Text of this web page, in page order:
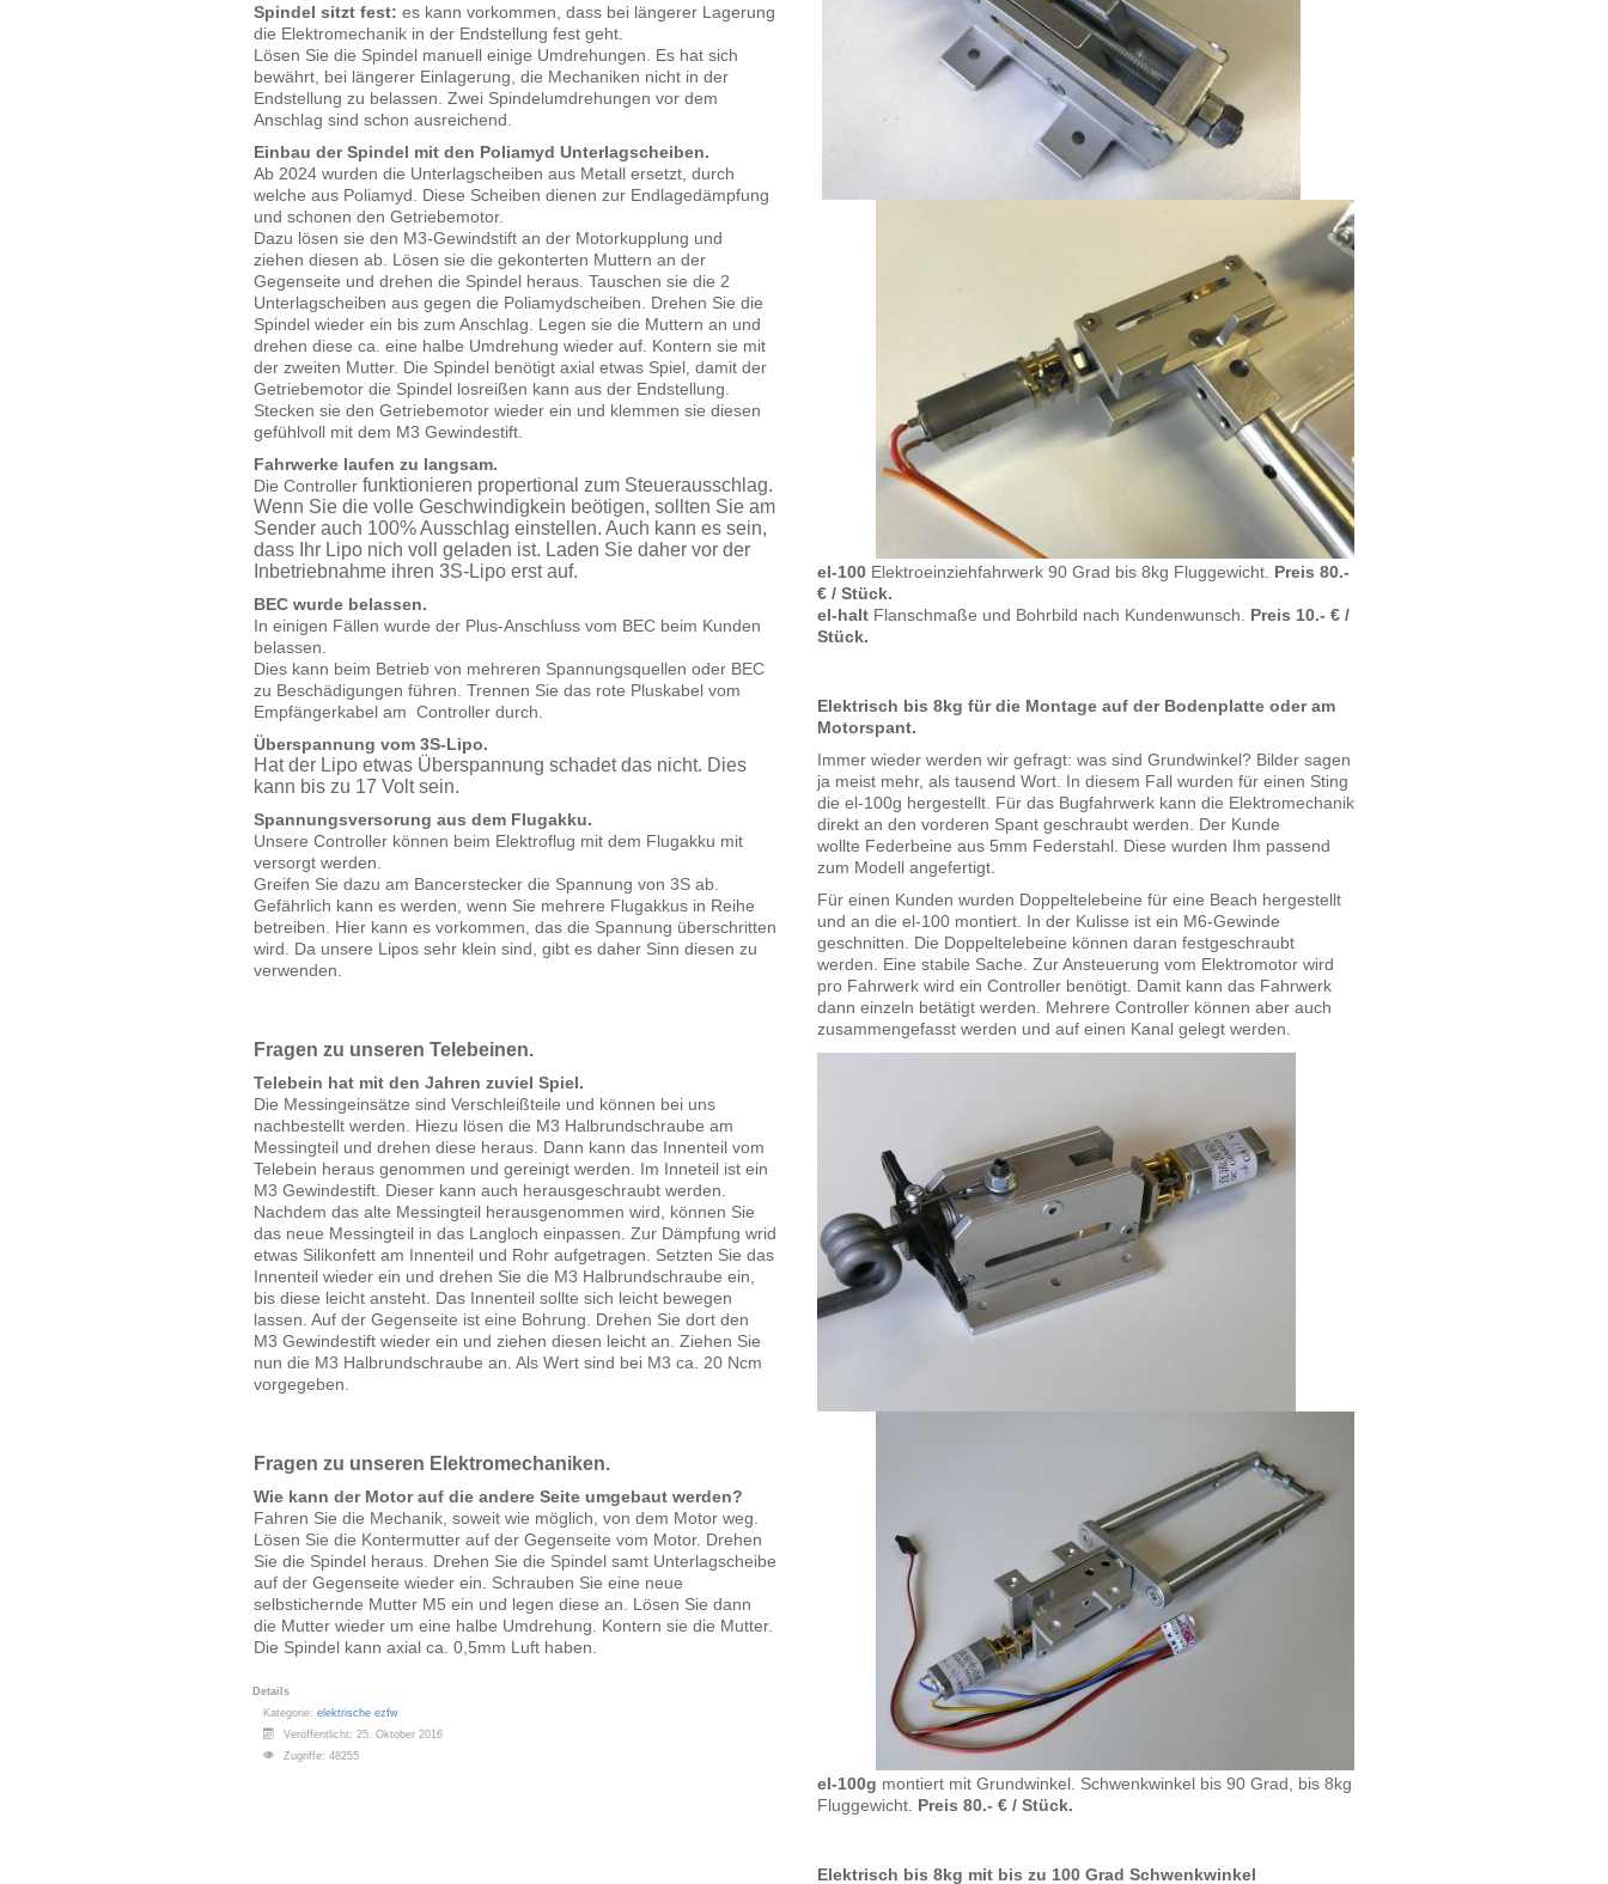
Spindel sitzt fest: es kann vorkommen, dass bei längerer Lagerung
die Elektromechanik in der Endstellung fest geht.
Lösen Sie die Spindel manuell einige Umdrehungen. Es hat sich
bewährt, bei längerer Einlagerung, die Mechaniken nicht in der
Endstellung zu belassen. Zwei Spindelumdrehungen vor dem
Anschlag sind schon ausreichend.
Einbau der Spindel mit den Poliamyd Unterlagscheiben.
Ab 2024 wurden die Unterlagscheiben aus Metall ersetzt, durch
welche aus Poliamyd. Diese Scheiben dienen zur Endlagedämpfung
und schonen den Getriebemotor.
Dazu lösen sie den M3-Gewindstift an der Motorkupplung und
ziehen diesen ab. Lösen sie die gekonterten Muttern an der
Gegenseite und drehen die Spindel heraus. Tauschen sie die 2
Unterlagscheiben aus gegen die Poliamydscheiben. Drehen Sie die
Spindel wieder ein bis zum Anschlag. Legen sie die Muttern an und
drehen diese ca. eine halbe Umdrehung wieder auf. Kontern sie mit
der zweiten Mutter. Die Spindel benötigt axial etwas Spiel, damit der
Getriebemotor die Spindel losreißen kann aus der Endstellung.
Stecken sie den Getriebemotor wieder ein und klemmen sie diesen
gefühlvoll mit dem M3 Gewindestift.
Fahrwerke laufen zu langsam.
Die Controller funktionieren propertional zum Steuerausschlag.
Wenn Sie die volle Geschwindigkein beötigen, sollten Sie am
Sender auch 100% Ausschlag einstellen. Auch kann es sein,
dass Ihr Lipo nich voll geladen ist. Laden Sie daher vor der
Inbetriebnahme ihren 3S-Lipo erst auf.
BEC wurde belassen.
In einigen Fällen wurde der Plus-Anschluss vom BEC beim Kunden
belassen.
Dies kann beim Betrieb von mehreren Spannungsquellen oder BEC
zu Beschädigungen führen. Trennen Sie das rote Pluskabel vom
Empfängerkabel am Controller durch.
Überspannung vom 3S-Lipo.
Hat der Lipo etwas Überspannung schadet das nicht. Dies
kann bis zu 17 Volt sein.
Spannungsversorung aus dem Flugakku.
Unsere Controller können beim Elektroflug mit dem Flugakku mit
versorgt werden.
Greifen Sie dazu am Bancerstecker die Spannung von 3S ab.
Gefährlich kann es werden, wenn Sie mehrere Flugakkus in Reihe
betreiben. Hier kann es vorkommen, das die Spannung überschritten
wird. Da unsere Lipos sehr klein sind, gibt es daher Sinn diesen zu
verwenden.
Fragen zu unseren Telebeinen.
Telebein hat mit den Jahren zuviel Spiel.
Die Messingeinsätze sind Verschleißteile und können bei uns
nachbestellt werden. Hiezu lösen die M3 Halbrundschraube am
Messingteil und drehen diese heraus. Dann kann das Innenteil vom
Telebein heraus genommen und gereinigt werden. Im Inneteil ist ein
M3 Gewindestift. Dieser kann auch herausgeschraubt werden.
Nachdem das alte Messingteil herausgenommen wird, können Sie
das neue Messingteil in das Langloch einpassen. Zur Dämpfung wrid
etwas Silikonfett am Innenteil und Rohr aufgetragen. Setzten Sie das
Innenteil wieder ein und drehen Sie die M3 Halbrundschraube ein,
bis diese leicht ansteht. Das Innenteil sollte sich leicht bewegen
lassen. Auf der Gegenseite ist eine Bohrung. Drehen Sie dort den
M3 Gewindestift wieder ein und ziehen diesen leicht an. Ziehen Sie
nun die M3 Halbrundschraube an. Als Wert sind bei M3 ca. 20 Ncm
vorgegeben.
Fragen zu unseren Elektromechaniken.
Wie kann der Motor auf die andere Seite umgebaut werden?
Fahren Sie die Mechanik, soweit wie möglich, von dem Motor weg.
Lösen Sie die Kontermutter auf der Gegenseite vom Motor. Drehen
Sie die Spindel heraus. Drehen Sie die Spindel samt Unterlagscheibe
auf der Gegenseite wieder ein. Schrauben Sie eine neue
selbstichernde Mutter M5 ein und legen diese an. Lösen Sie dann
die Mutter wieder um eine halbe Umdrehung. Kontern sie die Mutter.
Die Spindel kann axial ca. 0,5mm Luft haben.
Details
Kategorie: elektrische ezfw
Veröffentlicht: 25. Oktober 2016
Zugriffe: 48255
el-100Elektroeinziehfahrwerk 90 Grad bis 8kg Fluggewicht. Preis 80.-
€ / Stück.
el-halt Flanschmaße und Bohrbild nach Kundenwunsch. Preis 10.- € /
Stück.
Elektrisch bis 8kg für die Montage auf der Bodenplatte oder am
Motorspant.
Immer wieder werden wir gefragt: was sind Grundwinkel? Bilder sagen
ja meist mehr, als tausend Wort. In diesem Fall wurden für einen Sting
die el-100g hergestellt. Für das Bugfahrwerk kann die Elektromechanik
direkt an den vorderen Spant geschraubt werden. Der Kunde
wollte Federbeine aus 5mm Federstahl. Diese wurden Ihm passend
zum Modell angefertigt.
Für einen Kunden wurden Doppeltelebeine für eine Beach hergestellt
und an die el-100 montiert. In der Kulisse ist ein M6-Gewinde
geschnitten. Die Doppeltelebeine können daran festgeschraubt
werden. Eine stabile Sache. Zur Ansteuerung vom Elektromotor wird
pro Fahrwerk wird ein Controller benötigt. Damit kann das Fahrwerk
dann einzeln betätigt werden. Mehrere Controller können aber auch
zusammengefasst werden und auf einen Kanal gelegt werden.
el-100g montiert mit Grundwinkel. Schwenkwinkel bis 90 Grad, bis 8kg
Fluggewicht. Preis 80.- € / Stück.
Elektrisch bis 8kg mit bis zu 100 Grad Schwenkwinkel